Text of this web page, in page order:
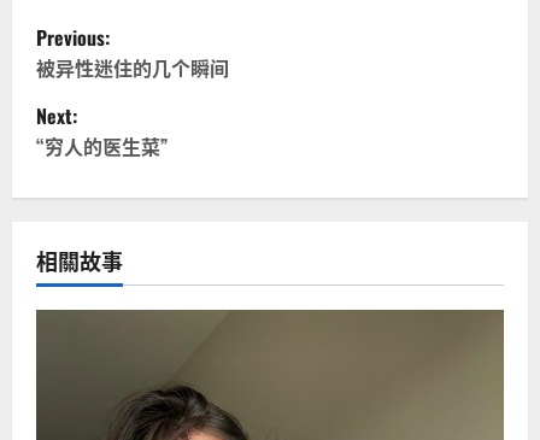
P
o
s
a
Previous:
被异性迷住的几个瞬间
Next:
“穷人的医生菜”
相關故事